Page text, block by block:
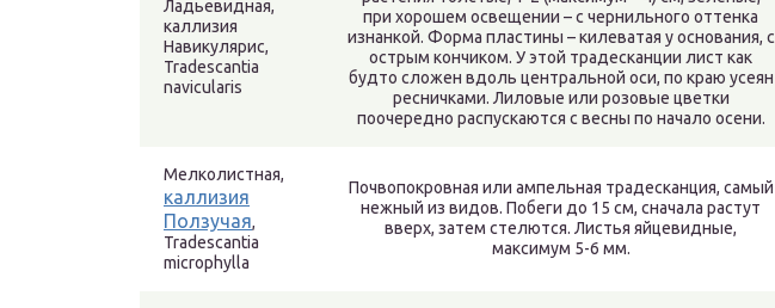
Ладьевидная,
каллизия
Навикулярис,
Tradescantia
navicularis
при хорошем освещении – с чернильного оттенка
изнанкой. Форма пластины – килеватая у основания, с
острым кончиком. У этой традесканции лист как
будто сложен вдоль центральной оси, по краю усеян
ресничками. Лиловые или розовые цветки
поочередно распускаются с весны по начало осени.
Мелколистная,
каллизия
Ползучая,
Tradescantia
microphylla
Почвопокровная или ампельная традесканция, самый
нежный из видов. Побеги до 15 см, сначала растут
вверх, затем стелются. Листья яйцевидные,
максимум 5-6 мм.